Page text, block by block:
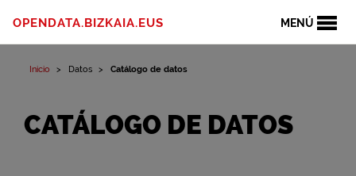
MENÚ
OPENDATA.BIZKAIA.EUS
Inicio Datos Catálogo de datos
CATÁLOGO DE DATOS